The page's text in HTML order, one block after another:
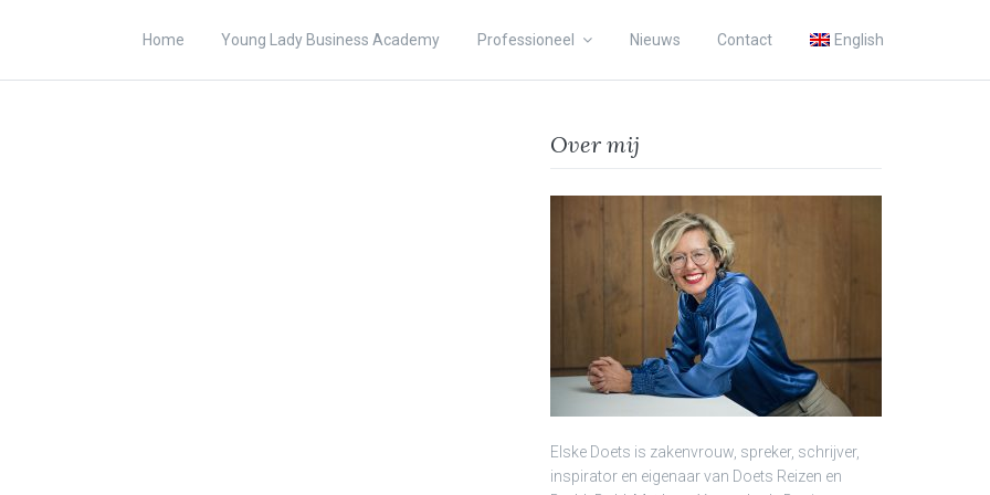
Home Young Lady Business Academy Professioneel Nieuws Contact English
Over mij
Elske Doets is zakenvrouw, spreker, schrijver,
inspirator en eigenaar van Doets Reizen en